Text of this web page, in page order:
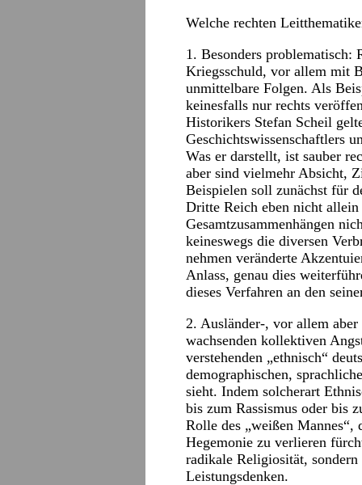
Welche rechten
1. Besonders problematisch:
Kriegsschuld, vor allem mit
unmittelbare Folgen. Als
keinesfalls nur rechts
Historikers Stefan Scheil
Geschichtswissenschaftlers
Was er darstellt, ist sauber
aber sind vielmehr Absicht,
Beispielen soll zunächst für
Dritte Reich eben nicht
Gesamtzusammenhängen
keineswegs die diversen
nehmen veränderte
Anlass, genau dies
dieses Verfahren an den
2. Ausländer-, vor allem
wachsenden kollektiven
verstehenden „ethnisch“
demographischen,
sieht. Indem solcherart
bis zum Rassismus oder bis
Rolle des „weißen Mannes“,
Hegemonie zu verlieren
radikale Religiosität,
Leistungsdenken.